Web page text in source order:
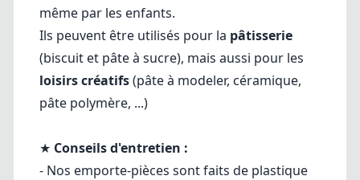
même par les enfants.
Ils peuvent être utilisés pour la pâtisserie
(biscuit et pâte à sucre), mais aussi pour les
loisirs créatifs(pâte à modeler, céramique,
pâte polymère, ...)
★ Conseils d'entretien :
- Nos emporte-pièces sont faits de plastique